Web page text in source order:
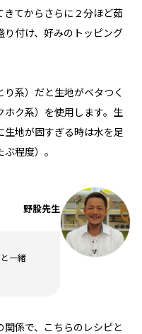
きてからさらに２分ほど茹
り付け、好みのトッピング
系）だと生地がベタつく
ク系）を使用します。生
地が固すぎる時は水を足
程度）。
野股先生
一緒
係で、こちらのレシピと